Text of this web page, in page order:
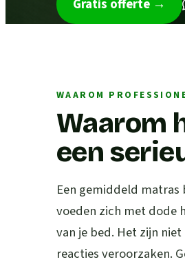
Gratis offerte →
WAAROM
Waarom
een
Een gemiddeld
voeden zich met dode
van je bed. Het zijn
reacties veroorzaken.